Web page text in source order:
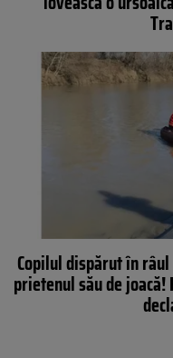
Copilul dispărut în
prietenul său de